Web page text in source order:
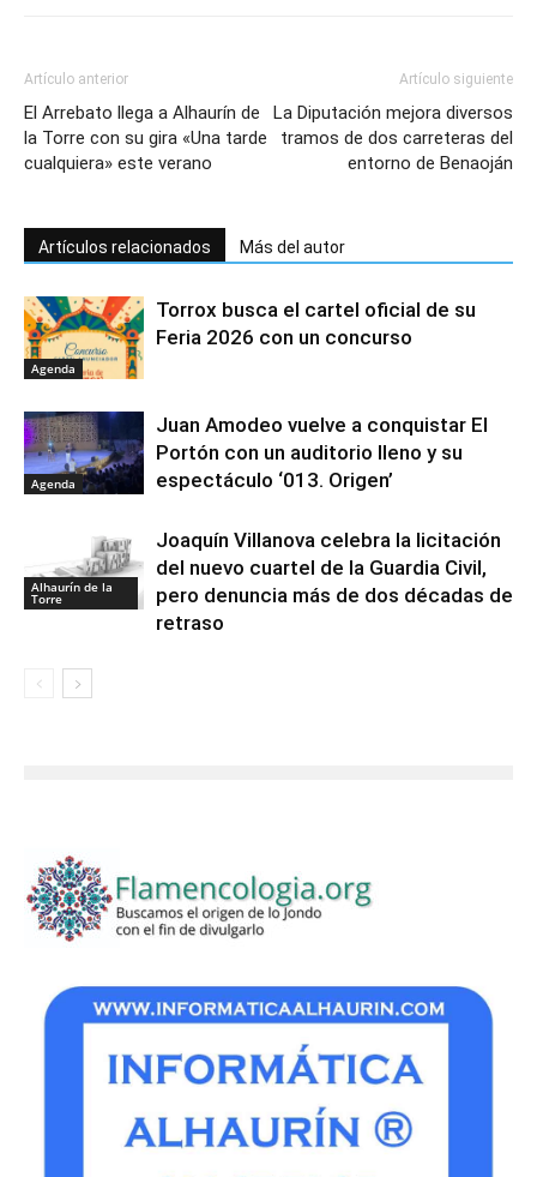
Artículo anterior
El Arrebato llega a Alhaurín de
la Torre con su gira «Una tarde
cualquiera» este verano
Artículo siguiente
La Diputación mejora diversos
tramos de dos carreteras del
entorno de Benaoján
Artículos relacionados Más del autor
Agenda
Torrox busca el cartel oficial de su
Feria 2026 con un concurso
Agenda
Juan Amodeo vuelve a conquistar El
Portón con un auditorio lleno y su
espectáculo ‘013. Origen’
Alhaurín de la
Torre
Joaquín Villanova celebra la licitación
del nuevo cuartel de la Guardia Civil,
pero denuncia más de dos décadas de
retraso